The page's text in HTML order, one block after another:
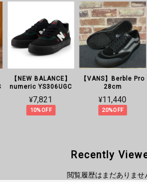
【NEW BALANCE】
numeric YS306UGC
¥7,821
10%OFF
【VANS】Berble Pro
28cm
¥11,440
20%OFF
Recently
閲覧履歴はまだありませ